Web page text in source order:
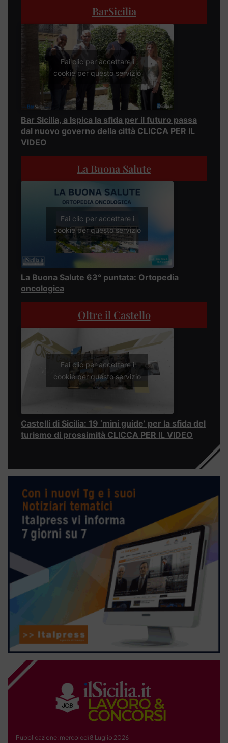
BarSicilia
Fai clic per accettare i
cookie per questo servizio
Bar Sicilia, a Ispica la sfida per il futuro passa
dal nuovo governo della città CLICCA PER IL
VIDEO
La Buona Salute
Fai clic per accettare i
cookie per questo servizio
La Buona Salute 63° puntata: Ortopedia
oncologica
Oltre il Castello
Fai clic per accettare i
cookie per questo servizio
Castelli di Sicilia: 19 ‘mini guide’ per la sfida del
turismo di prossimità CLICCA PER IL VIDEO
Pubblicazione: mercoledì 8 Luglio 2026